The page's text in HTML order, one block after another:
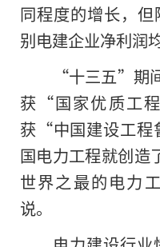
同程度的增长，
别电建企业净利润
“十三五”期
获“国家优质工
获“中国建设工
国电力工程就创造
世界之最的电力
说。